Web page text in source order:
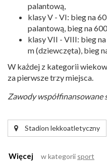
palantową,
klasy V - VI: bieg na
palantową, bieg na
klasy VII - VIII: bieg
m (dziewczęta), bieg
W każdej z kategorii
za pierwsze trzy miejsca.
Zawody współfinansowane
Stadion lekkoatletyczny
Więcej w kategorii sport